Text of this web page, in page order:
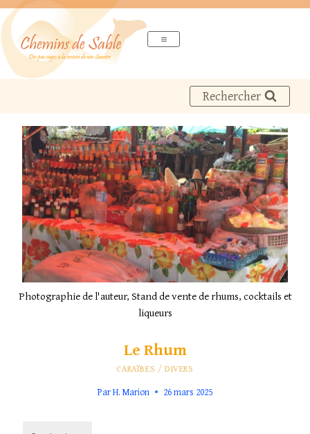
Aller
au
contenu
Rechercher
Photographie de l'auteur, Stand de vente de rhums, cocktails et
liqueurs
Le Rhum
CARAÏBES / DIVERS
ParH. Marion 26 mars 2025